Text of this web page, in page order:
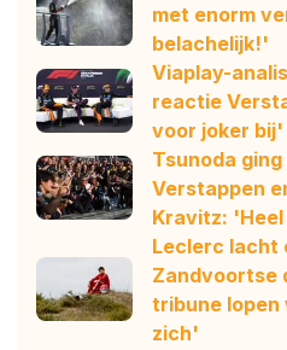
met enorm
belachelijk!'
Viaplay-
reactie
voor joker bij'
Tsunoda
Verstappen
Kravitz:
Leclerc lacht
Zandvoortse
tribune lopen
zich'